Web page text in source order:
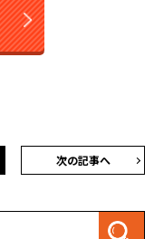
次の記事へ